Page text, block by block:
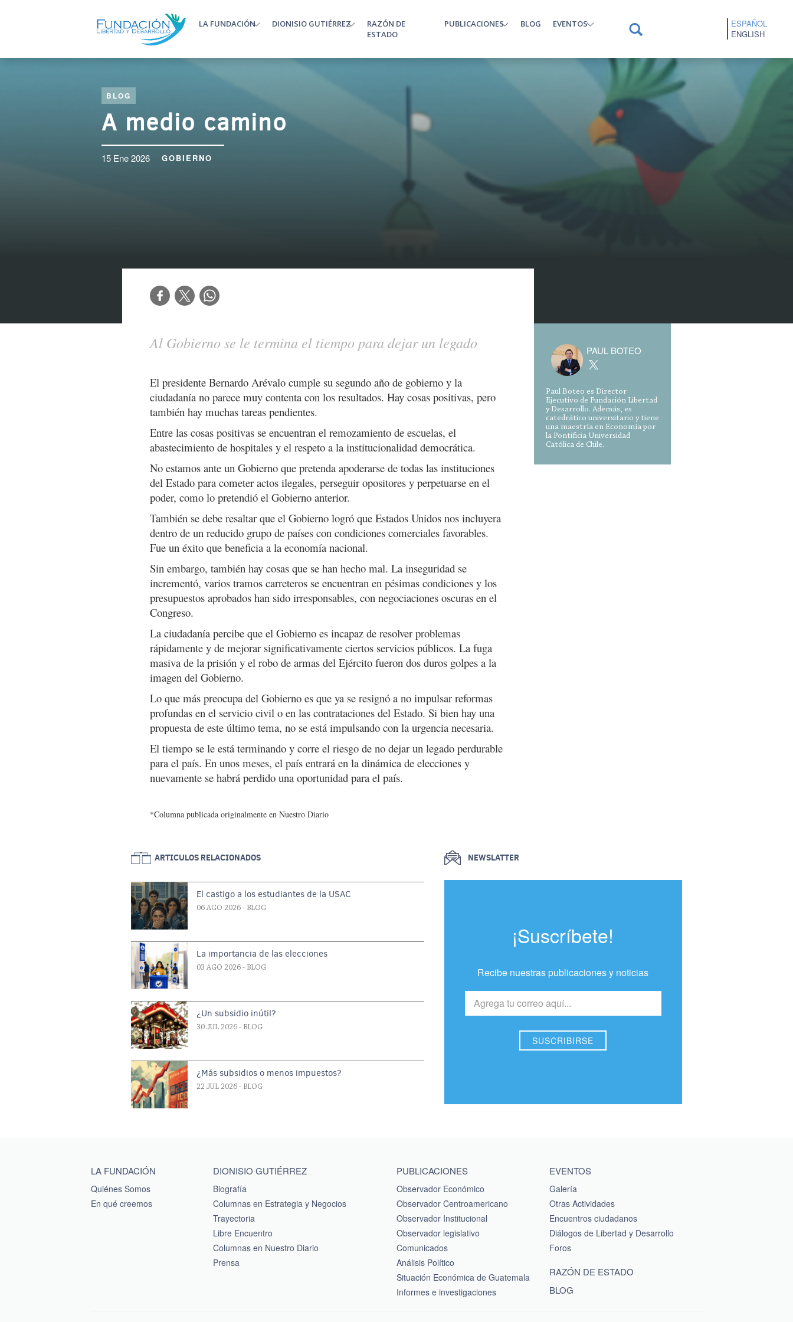
LA FUNDACIÓN DIONISIO GUTIÉRREZ
RAZÓN DE
ESTADO
PUBLICACIONES BLOG EVENTOS
ESPAÑOL
ENGLISH
BLOG
A medio camino
15 Ene 2026 GOBIERNO
Al Gobierno se le termina el tiempo para dejar un legado
El presidente Bernardo Arévalo cumple su segundo año de gobierno y la
ciudadanía no parece muy contenta con los resultados. Hay cosas positivas, pero
también hay muchas tareas pendientes.
Entre las cosas positivas se encuentran el remozamiento de escuelas, el
abastecimiento de hospitales y el respeto a la institucionalidad democrática.
No estamos ante un Gobierno que pretenda apoderarse de todas las instituciones
del Estado para cometer actos ilegales, perseguir opositores y perpetuarse en el
poder, como lo pretendió el Gobierno anterior.
También se debe resaltar que el Gobierno logró que Estados Unidos nos incluyera
dentro de un reducido grupo de países con condiciones comerciales favorables.
Fue un éxito que beneficia a la economía nacional.
Sin embargo, también hay cosas que se han hecho mal. La inseguridad se
incrementó, varios tramos carreteros se encuentran en pésimas condiciones y los
presupuestos aprobados han sido irresponsables, con negociaciones oscuras en el
Congreso.
La ciudadanía percibe que el Gobierno es incapaz de resolver problemas
rápidamente y de mejorar significativamente ciertos servicios públicos. La fuga
masiva de la prisión y el robo de armas del Ejército fueron dos duros golpes a la
imagen del Gobierno.
Lo que más preocupa del Gobierno es que ya se resignó a no impulsar reformas
profundas en el servicio civil o en las contrataciones del Estado. Si bien hay una
propuesta de este último tema, no se está impulsando con la urgencia necesaria.
El tiempo se le está terminando y corre el riesgo de no dejar un legado perdurable
para el país. En unos meses, el país entrará en la dinámica de elecciones y
nuevamente se habrá perdido una oportunidad para el país.
*Columna publicada originalmente en Nuestro Diario
PAUL BOTEO
Paul Boteo es Director
Ejecutivo de Fundación Libertad
y Desarrollo. Además, es
catedrático universitario y tiene
una maestría en Economía por
la Pontificia Universidad
Católica de Chile.
ARTICULOS RELACIONADOS
El castigo a los estudiantes de la USAC
06 AGO 2026 - BLOG
La importancia de las elecciones
03 AGO 2026 - BLOG
¿Un subsidio inútil?
30 JUL 2026 - BLOG
¿Más subsidios o menos impuestos?
22 JUL 2026 - BLOG
NEWSLATTER
¡Suscríbete!
Recibe nuestras publicaciones y noticias
Main menu footer
LA FUNDACIÓN
Quiénes Somos
En qué creemos
DIONISIO GUTIÉRREZ
Biografía
Columnas en Estrategia y Negocios
Trayectoria
Libre Encuentro
Columnas en Nuestro Diario
Prensa
PUBLICACIONES
Observador Económico
Observador Centroamericano
Observador Institucional
Observador legislativo
Comunicados
Análisis Político
Situación Económica de Guatemala
Informes e investigaciones
EVENTOS
Galería
Otras Actividades
Encuentros ciudadanos
Diálogos de Libertad y Desarrollo
Foros
RAZÓN DE ESTADO
BLOG